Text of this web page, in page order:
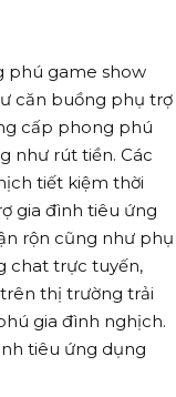
phú game show
căn buồng phụ trợ
cấp phong phú
như rút tiền. Các
tiết kiệm thời
gia đình tiêu ứng
rộn cũng như phụ
chat trực tuyến,
thị trường trải
gia đình nghịch.
tiêu ứng dụng